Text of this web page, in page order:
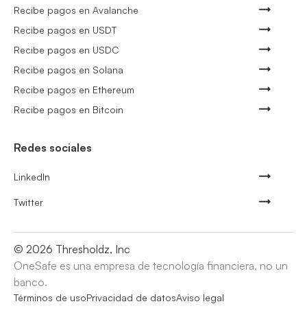
Recibe pagos en Avalanche
Recibe pagos en USDT
Recibe pagos en USDC
Recibe pagos en Solana
Recibe pagos en Ethereum
Recibe pagos en Bitcoin
Redes sociales
LinkedIn
Twitter
© 2026 Thresholdz, Inc
OneSafe es una empresa de tecnología financiera, no un
banco.
Términos de usoPrivacidad de datosAviso legal